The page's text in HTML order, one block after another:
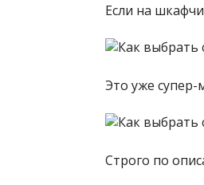
Если на
Это уже
Строго по